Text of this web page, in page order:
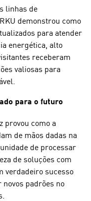
linhas de
demonstrou como
para atender
energética, alto
receberam
valiosas para
para o futuro
provou como a
de mãos dadas na
de processar
de soluções com
verdadeiro sucesso
padrões no